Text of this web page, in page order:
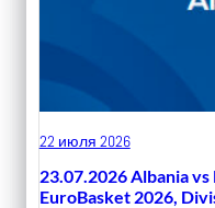
22 июля 2026
23.07.2026 Albania
EuroBasket 2026,